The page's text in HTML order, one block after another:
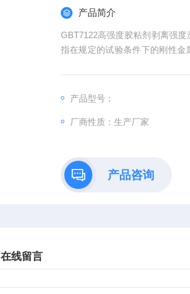
产品简介
GBT7122高强度胶粘剂剥离强
指在规定的试验条件下的刚性金
产品型号：
厂商性质：生产厂家
产品咨询
在线留言